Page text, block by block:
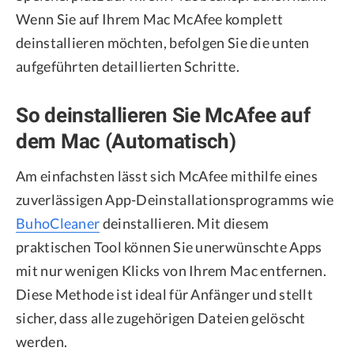
Wenn Sie auf Ihrem Mac McAfee komplett
deinstallieren möchten, befolgen Sie die unten
aufgeführten detaillierten Schritte.
So deinstallieren Sie McAfee auf
dem Mac (Automatisch)
Am einfachsten lässt sich McAfee mithilfe eines
zuverlässigen App-Deinstallationsprogramms wie
BuhoCleanerdeinstallieren. Mit diesem
praktischen Tool können Sie unerwünschte Apps
mit nur wenigen Klicks von Ihrem Mac entfernen.
Diese Methode ist ideal für Anfänger und stellt
sicher, dass alle zugehörigen Dateien gelöscht
werden.